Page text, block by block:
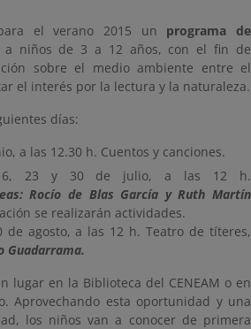
el verano 2015 un programa de
a niños de 3 a 12 años, con el fin de
sobre el medio ambiente entre el
el interés por la lectura y la naturaleza.
días:
a las 12.30 h. Cuentos y canciones.
23 y 30 de julio, a las 12 h.
Rocío de Blas García y Ruth Martín
se realizarán actividades.
de agosto, a las 12 h. Teatro de títeres,
Guadarrama.
lugar en la Biblioteca del CENEAM o en
Aprovechando esta oportunidad y una
los niños van a conocer de primera